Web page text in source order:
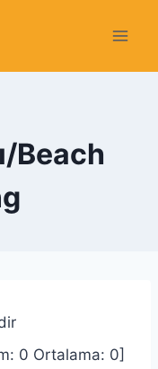
Beach
0 Ortalama: 0]